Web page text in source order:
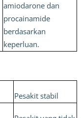
amiodarone dan
procainamide
berdasarkan
keperluan.
Pesakit stabil